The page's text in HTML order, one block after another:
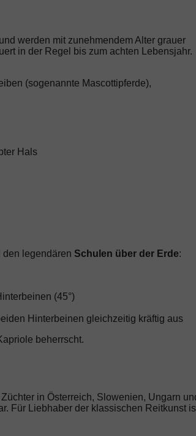
werden mit zunehmendem Alter grauer
in der Regel bis zum achten Lebensjahr.
(sogenannte Mascottipferde),
Hals
den legendären Schulen über der Erde:
(45°)
Hinterbeinen gleichzeitig kräftig aus
beherrscht.
in Österreich, Slowenien, Ungarn
Für Liebhaber der klassischen Reitkunst